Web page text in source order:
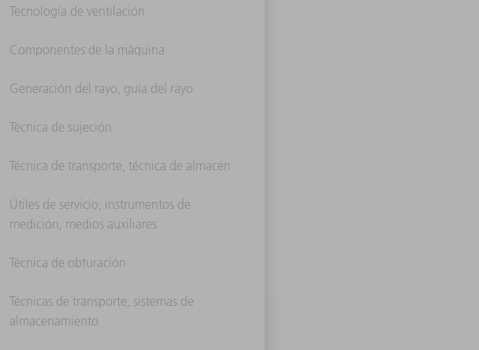
Tecnología de ventilación
Componentes de la máquina
Generación del rayo, guía del rayo
Técnica de sujeción
Técnica de transporte, técnica de almacén
Útiles de servicio, instrumentos de
medición, medios auxiliares
Técnica de obturación
Técnicas de transporte, sistemas de
almacenamiento